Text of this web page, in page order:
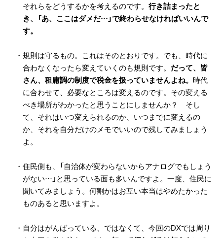
それらをどうするかを考えるのです。 行き詰まったと
き、「あ、ここはダメだ…」で終わらせなければいいんで
す。
・規則は守るもの。これはそのとおりです。でも、時代に
合わなくなったら変えていくのも規則です。 だって、皆
さん、租庸調の制度で税金を扱っていませんよね。 時代
に合わせて、必要なところは変えるのです。その変える
べき場所がわかったと思うことにしませんか？ そし
て、それはいつ変えられるのか、いつまでに変えるの
か、それを自分だけのメモでいいので残してみましょう
よ。
・住民側も、「自治体が変わらないからアナログでもしょう
がない…」と思っている面も多いんですよ。一度、住民に
聞いてみましょう。何割かはお互い本当はやめたかった
ものあると思いますよ。
・自分はがんばっている、ではなくて、今回のDXでは周り